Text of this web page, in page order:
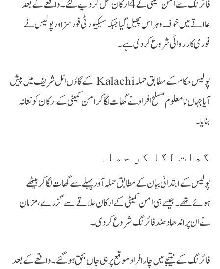
فائرنگ سے امن کمیٹی کے 4 ارکان قتل کر دیے گئے۔ واقعے کے بعد
علاقے میں خوف و ہراس پھیل گیا جبکہ سیکیورٹی فورسز اور پولیس نے
فوری کارروائی شروع کر دی ہے۔
پولیس حکام کے مطابق حملہ Kalachi کے گاؤں اٹل شریف میں پیش
آیا جہاں نامعلوم مسلح افراد نے گھات لگا کر امن کمیٹی کے ارکان کو نشانہ
بنایا۔
گھات لگا کر حملہ
پولیس کے ابتدائی بیان کے مطابق حملہ آور پہلے سے گھات لگا کر بیٹھے
ہوئے تھے۔ جیسے ہی امن کمیٹی کے ارکان علاقے سے گزرے، ملزمان
نے ان پر اندھا دھند فائرنگ شروع کر دی۔
فائرنگ کے نتیجے میں چار افراد موقع پر ہی جاں بحق ہو گئے۔ واقعے کے بعد